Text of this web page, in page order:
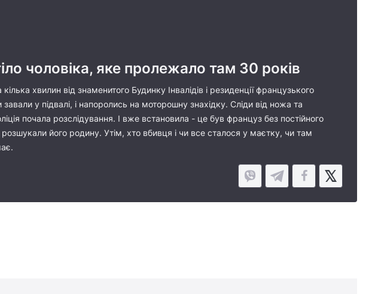
чоловіка, яке пролежало там 30 років
хвилин від знаменитого Будинку Інвалідів і резиденції французького
у підвалі, і напоролись на моторошну знахідку. Сліди від ножа та
почала розслідування. І вже встановила - це був француз без постійного
його родину. Утім, хто вбивця і чи все сталося у маєтку, чи там